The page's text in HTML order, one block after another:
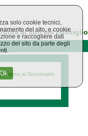
al sito del consiglio
| Torna al Sommario
solo cookie tecnici,
del sito, e cookie
e raccogliere dati
del sito da parte degli
Ok